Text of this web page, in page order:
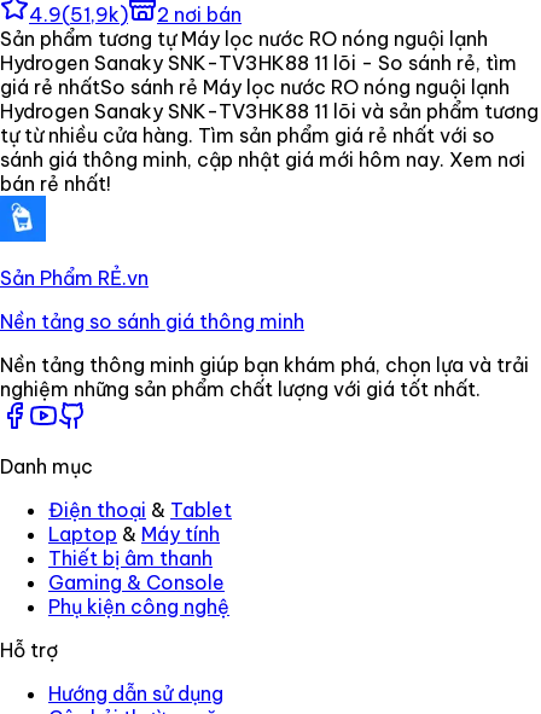
4.9(51,9k) 2 nơi bán
Sản phẩm tương tự Máy lọc nước RO nóng nguội lạnh
Hydrogen Sanaky SNK-TV3HK88 11 lõi - So sánh rẻ, tìm
giá rẻ nhấtSo sánh rẻ Máy lọc nước RO nóng nguội lạnh
Hydrogen Sanaky SNK-TV3HK88 11 lõi và sản phẩm tương
tự từ nhiều cửa hàng. Tìm sản phẩm giá rẻ nhất với so
sánh giá thông minh, cập nhật giá mới hôm nay. Xem nơi
bán rẻ nhất!
Sản Phẩm RẺ.vn
Nền tảng so sánh giá thông minh
Nền tảng thông minh giúp bạn khám phá, chọn lựa và trải
nghiệm những sản phẩm chất lượng với giá tốt nhất.
Danh mục
Điện thoại & Tablet
Laptop & Máy tính
Thiết bị âm thanh
Gaming & Console
Phụ kiện công nghệ
Hỗ trợ
Hướng dẫn sử dụng